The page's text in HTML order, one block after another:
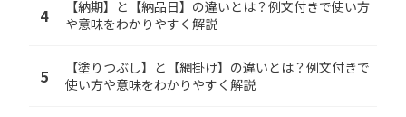
4
【納期】と【納品日】の違いとは？例文付きで使い方
や意味をわかりやすく解説
5
【塗りつぶし】と【網掛け】の違いとは？例文付きで
使い方や意味をわかりやすく解説